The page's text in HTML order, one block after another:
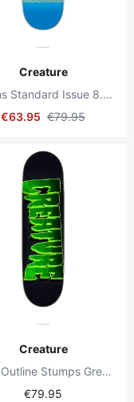
Creature
Wilkins Standard Issue 8.8" Skateboard Deck
€63.95 €79.95
Creature
Logo Outline Stumps Green/ Light Green 8.6" Skateboard Deck
€79.95